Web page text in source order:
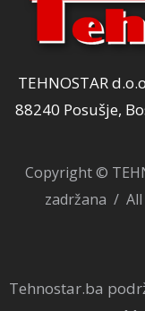
TEHNOSTAR
88240 Posušje,
Copyright ©
zadržana /
Tehnostar.ba